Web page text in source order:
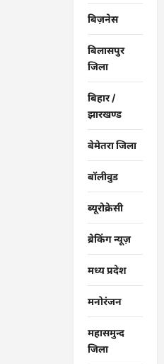
बिज़नेस
बिलासपुर
जिला
बिहार /
झारखण्ड
बेमेतरा जिला
बॉलीवुड
ब्यूरोक्रेसी
ब्रेकिंग न्यूज़
मध्य प्रदेश
मनोरंजन
महासमुन्द
जिला